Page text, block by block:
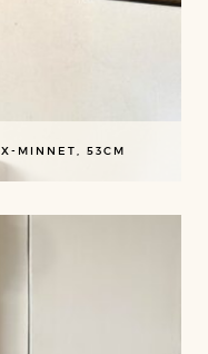
MINNET, 53CM